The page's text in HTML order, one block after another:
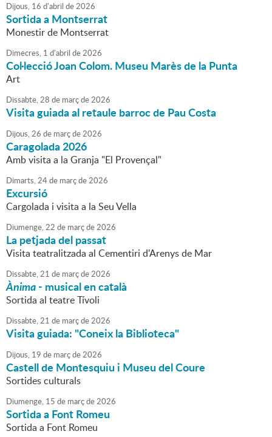
Dijous, 16 d'abril de2026
Sortida a Montserrat
Monestir de Montserrat
Dimecres, 1 d'abril de2026
Col·lecció Joan Colom. Museu Marès de la Punta
Art
Dissabte,28 de marçde2026
Visita guiada al retaule barroc de Pau Costa
Dijous,26 de marçde2026
Caragolada 2026
Amb visita a la Granja "El Provençal"
Dimarts,24de marçde2026
Excursió
Cargolada i visita a la Seu Vella
Diumenge,22 de marçde2026
La petjada del passat
Visita teatralitzada al Cementiri d'Arenys de Mar
Dissabte,21 de marçde2026
Ànima- musical en català
Sortida al teatre Tívoli
Dissabte,21 de marçde2026
Visita guiada: "Coneix la Biblioteca"
Dijous, 19 de marçde2026
Castell de Montesquiu i Museu del Coure
Sortides culturals
Diumenge, 15 de marçde2026
Sortida a Font Romeu
Sortida a Font Romeu